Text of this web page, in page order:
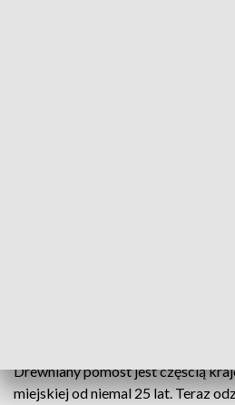
Drewniany pomost jest częścią
miejskiej od niemal 25 lat. Teraz